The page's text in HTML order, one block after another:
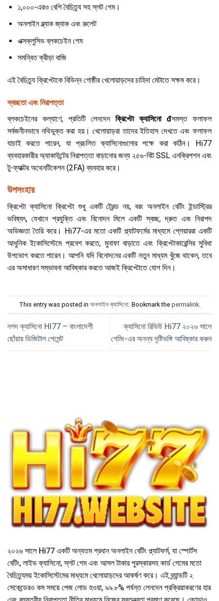
১,০০০-এরও বেশি বৈচিত্র্য সহ স্লট গেম।
অনলাইন ব্ল্যাক জ্যাক এবং রুলেট
এক্সক্লুসিভ ব্লকচেইন গেম
সমন্বিত ক্রীড়া বাজি
এই বৈচিত্র্য ক্রিপ্টোকে বিভিন্ন গোষ্ঠীর খেলোয়াড়দের চাহিদা মেটাতে সক্ষম করে।
স্বচ্ছতা এবং নিরাপত্তা
ব্লকচেইনের কল্যাণে, প্রতিটি লেনদেনক্রিপ্টো ক্যাসিনো đসমস্ত ফলাফল
সর্বজনীনভাবে নথিভুক্ত করা হয়। খেলোয়াড়রা তাদের ইতিহাস দেখতে এবং ফলাফল
যাচাই করতে পারেন, যা প্রচলিত ক্যাসিনোগুলোর পক্ষে করা কঠিন। Hi77
ব্যবহারকারীর অ্যাকাউন্টের নিরাপত্তা বাড়ানোর জন্য ২৫৬-বিট SSL এনক্রিপশন এবং
টু-ফ্যাক্টর অথেনটিকেশন (2FA) ব্যবহার করে।
উপসংহার
ক্রিপ্টো ক্যাসিনো ক্রিপ্টো শুধু একটি ট্রেন্ড নয়, বরং অনলাইন বেটিং ইন্ডাস্ট্রির
ভবিষ্যৎ, যেখানে প্রযুক্তি এবং বিনোদন মিলে একটি স্বচ্ছ, দ্রুত এবং নিরাপদ
অভিজ্ঞতা তৈরি করে। Hi77-এর মতো একটি প্ল্যাটফর্মের মাধ্যমে প্লেয়াররা একটি
আধুনিক ইকোসিস্টেমে প্রবেশ করতে, মুনাফা বাড়াতে এবং ক্রিপ্টোকারেন্সির সুবিধা
উপভোগ করতে পারেন। আপনি যদি বিনোদনের একটি নতুন মাধ্যম খুঁজে থাকেন, তবে
এর অসাধারণ সম্ভাবনা আবিষ্কার করতে আজই ক্রিপ্টোতে যোগ দিন।
This entry was posted in অনলাইন ক্যাসিনো. Bookmark the permalink.
নগদ ক্যাসিনো HI77 – বাংলাদেশী
ছোঁয়ায় ডিজিটাল পেমেন্ট
ক্যাসিনো রিভিউ Hi77 ২০২৬ সালে
গেমিং-এর অনন্য দৃষ্টিভঙ্গি আবিষ্কার করুন
২০২৬ সালে Hi77 একটি অন্যতম প্রধান অনলাইন বেটিং প্ল্যাটফর্ম, যা স্পোর্টস
বেটিং, লাইভ ক্যাসিনো, স্লট গেম এবং আসল টাকার পুরস্কারসহ কার্ড গেমের মতো
বৈচিত্র্যময় ইকোসিস্টেমের মাধ্যমে খেলোয়াড়দের আকর্ষণ করে। এই ব্র্যান্ডটি ২
সেকেন্ডেরও কম সময়ে পেজ লোড হওয়া, ৯৯.৮% পর্যন্ত লেনদেন প্রক্রিয়াকরণের হার